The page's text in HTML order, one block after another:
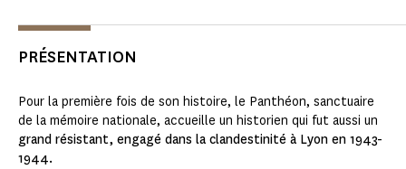
PRÉSENTATION
Pour la première fois de son histoire, le Panthéon, sanctuaire
de la mémoire nationale, accueille un historien qui fut aussi un
grand résistant, engagé dans la clandestinité à Lyon en 1943-
1944.